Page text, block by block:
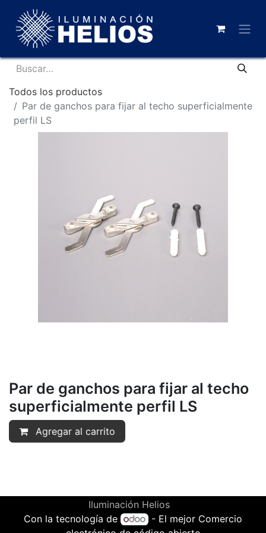
Todos los productos
Par de ganchos para fijar al techo superficialmente
perfil LS
Par de ganchos para fijar al techo
superficialmente perfil LS
Agregar al carrito
Iluminación Helios
Con la tecnología de
- El mejor Comercio